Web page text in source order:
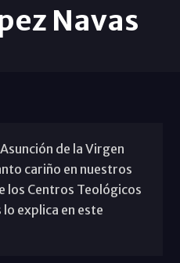
Navas
de la Virgen
cariño en nuestros
los Centros Teológicos
lo explica en este